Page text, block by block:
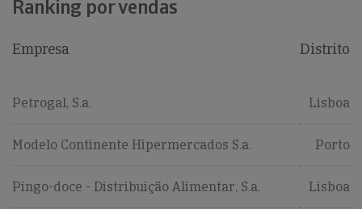
Ranking por vendas
Empresa Distrito
Petrogal, S.a. Lisboa
Modelo Continente Hipermercados S.a. Porto
Pingo-doce - Distribuição Alimentar, S.a. Lisboa